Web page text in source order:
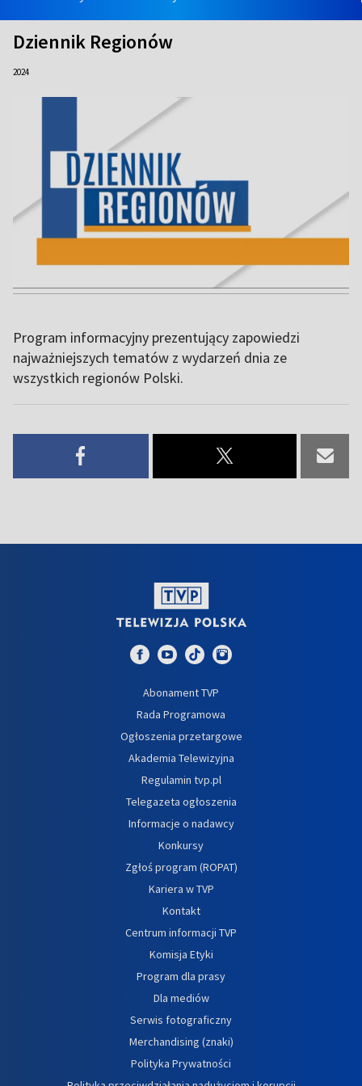
Dziennik Regionów
2024
Program informacyjny prezentujący zapowiedzi
najważniejszych tematów z wydarzeń dnia ze
wszystkich regionów Polski.
Abonament TVP
Rada Programowa
Ogłoszenia przetargowe
Akademia Telewizyjna
Regulamin tvp.pl
Telegazeta ogłoszenia
Informacje o nadawcy
Konkursy
Zgłoś program (ROPAT)
Kariera w TVP
Kontakt
Centrum informacji TVP
Komisja Etyki
Program dla prasy
Dla mediów
Serwis fotograficzny
Merchandising (znaki)
Polityka Prywatności